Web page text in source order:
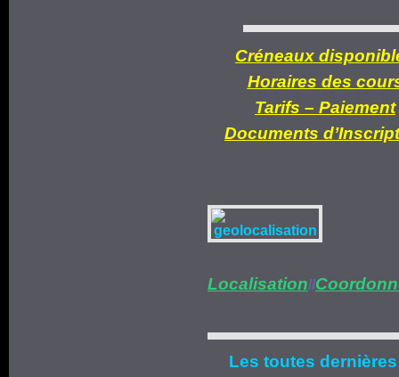
Créneaux
Horaires des
Tarifs – Paiement
Documents d’
Localisation//
Les toutes